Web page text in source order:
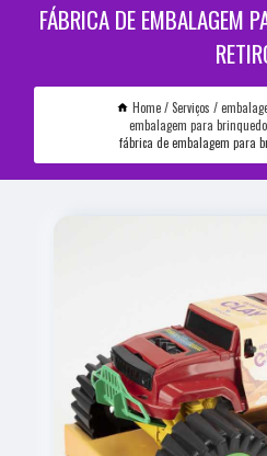
FÁBRICA DE EMBALAGEM
Home Serviços
embalagem para
fábrica de embalagem para